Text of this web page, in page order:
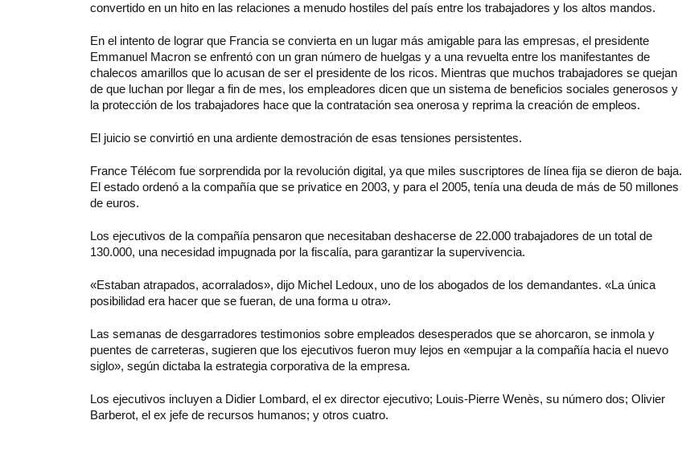
convertido en un hito en las relaciones a menudo hostiles del país entre los trabajadores y los altos mandos.
En el intento de lograr que Francia se convierta en un lugar más amigable para las empresas, el presidente
Emmanuel Macron se enfrentó con un gran número de huelgas y a una revuelta entre los manifestantes de
chalecos amarillos que lo acusan de ser el presidente de los ricos. Mientras que muchos trabajadores se quejan
de que luchan por llegar a fin de mes, los empleadores dicen que un sistema de beneficios sociales generosos y
la protección de los trabajadores hace que la contratación sea onerosa y reprima la creación de empleos.
El juicio se convirtió en una ardiente demostración de esas tensiones persistentes.
France Télécom fue sorprendida por la revolución digital, ya que miles suscriptores de línea fija se dieron de baja.
El estado ordenó a la compañía que se privatice en 2003, y para el 2005, tenía una deuda de más de 50 millones
de euros.
Los ejecutivos de la compañía pensaron que necesitaban deshacerse de 22.000 trabajadores de un total de
130.000, una necesidad impugnada por la fiscalía, para garantizar la supervivencia.
«Estaban atrapados, acorralados», dijo Michel Ledoux, uno de los abogados de los demandantes. «La única
posibilidad era hacer que se fueran, de una forma u otra».
Las semanas de desgarradores testimonios sobre empleados desesperados que se ahorcaron, se inmola y
puentes de carreteras, sugieren que los ejecutivos fueron muy lejos en «empujar a la compañía hacia el nuevo
siglo», según dictaba la estrategia corporativa de la empresa.
Los ejecutivos incluyen a Didier Lombard, el ex director ejecutivo; Louis-Pierre Wenès, su número dos; Olivier
Barberot, el ex jefe de recursos humanos; y otros cuatro.